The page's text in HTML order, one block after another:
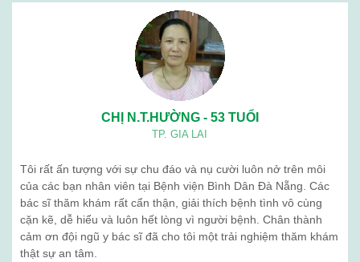
CHỊ N.T.HƯỜNG - 53 TUỔI
TP. GIA LAI
Tôi rất ấn tượng với sự chu đáo và nụ cười luôn nở trên môi
của các bạn nhân viên tại Bệnh viện Bình Dân Đà Nẵng. Các
bác sĩ thăm khám rất cẩn thận, giải thích bệnh tình vô cùng
cặn kẽ, dễ hiểu và luôn hết lòng vì người bệnh. Chân thành
cảm ơn đội ngũ y bác sĩ đã cho tôi một trải nghiệm thăm khám
thật sự an tâm.